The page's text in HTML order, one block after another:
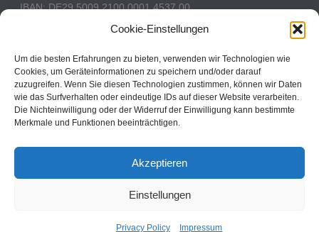
Cookie-Einstellungen
Um die besten Erfahrungen zu bieten, verwenden wir Technologien wie
Cookies, um Geräteinformationen zu speichern und/oder darauf
zuzugreifen. Wenn Sie diesen Technologien zustimmen, können wir Daten
wie das Surfverhalten oder eindeutige IDs auf dieser Website verarbeiten.
Die Nichteinwilligung oder der Widerruf der Einwilligung kann bestimmte
Merkmale und Funktionen beeinträchtigen.
Akzeptieren
Einstellungen
Privacy Policy Impressum
IBAN: DE29 5009 2100 0001 4537 00
BIC: GENODE51BH2
Switzerland
PostFinance
Konto: 60-742493-7
IBAN: CH31 0900 0000 6074 2493 7
BIC: POFICHBEXXX
Contact